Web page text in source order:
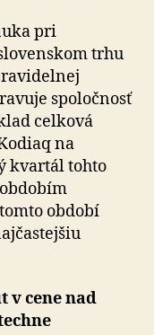
pri
trhu
spoločnosť
celková
na
kvartál tohto
období
v cene nad